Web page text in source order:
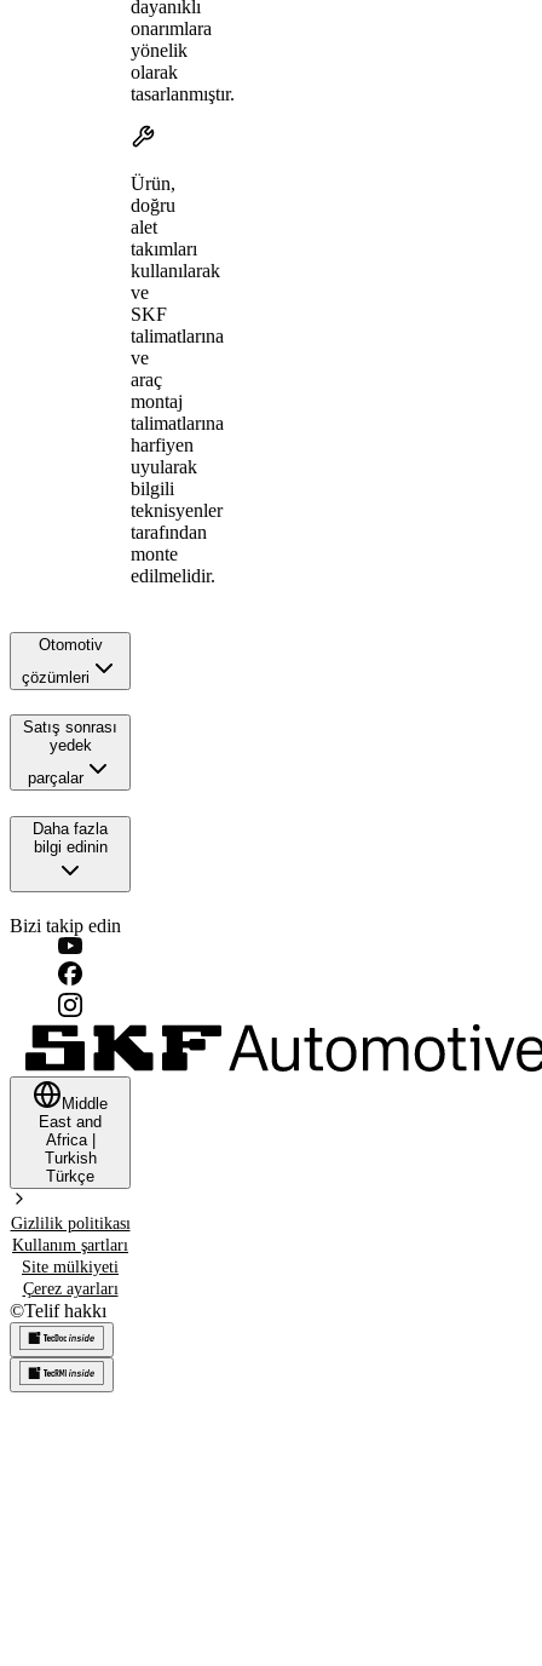
dayanıklı
onarımlara
yönelik
olarak
tasarlanmıştır.
Ürün,
doğru
alet
takımları
kullanılarak
ve
SKF
talimatlarına
ve
araç
montaj
talimatlarına
harfiyen
uyularak
bilgili
teknisyenler
tarafından
monte
edilmelidir.
Otomotiv
çözümleri
Satış sonrası
yedek
parçalar
Daha fazla
bilgi edinin
Bizi takip edin
Middle
East and
Africa|
Turkish
Türkçe
Gizlilik politikası
Kullanım şartları
Site mülkiyeti
Çerez ayarları
©Telif hakkı